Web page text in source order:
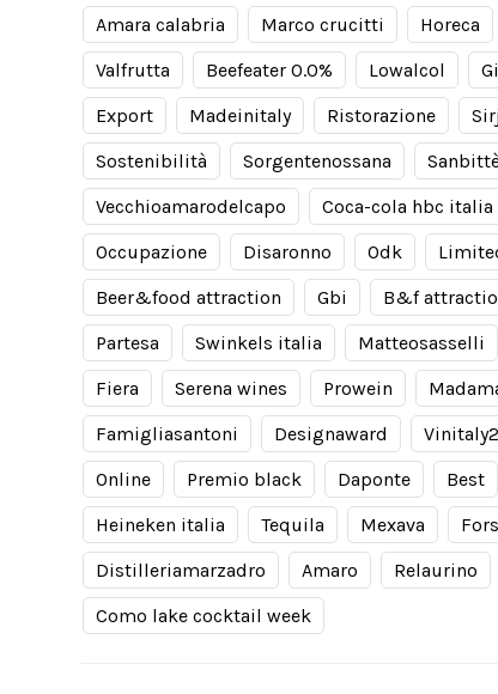
Amara calabria
Marco crucitti Horeca
Valfrutta
Beefeater 0.0% Lowalcol
Export
Madeinitaly Ristorazione
Sostenibilità
Sorgentenossana
Vecchioamarodelcapo
Coca-cola hbc italia
Occupazione
Disaronno Odk
Beer&food attraction
Gbi B&f
Partesa
Swinkels italia Matteosasselli
Fiera
Serena wines Prowein
Famigliasantoni
Designaward
Online
Premio black Daponte Best
Heineken italia
Tequila Mexava
Distilleriamarzadro
Amaro Relaurino
Como lake cocktail week